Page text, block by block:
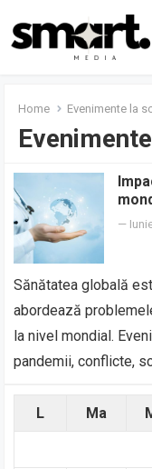
Home Evenimente la
—
Sănătatea globală
abordează
la nivel mondial.
pandemii, conflicte,
L Ma